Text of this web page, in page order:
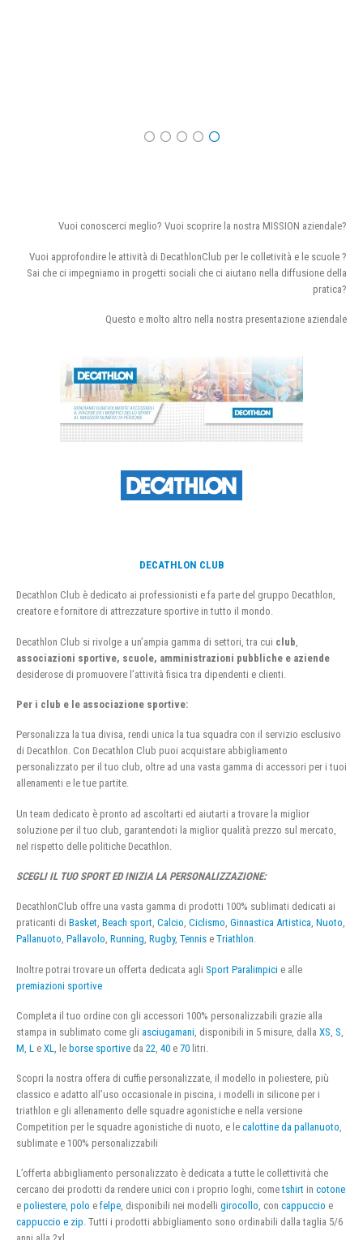
Vuoi conoscerci meglio? Vuoi scoprire la nostra MISSION aziendale?
Vuoi approfondire le attività di DecathlonClub per le colletività e le scuole ?
Sai che ci impegniamo in progetti sociali che ci aiutano nella diffusione della
pratica?
Questo e molto altro nella nostra presentazione aziendale
DECATHLON CLUB
Decathlon Club è dedicato ai professionisti e fa parte del gruppo Decathlon,
creatore e fornitore di attrezzature sportive in tutto il mondo.
Decathlon Club si rivolge a un’ampia gamma di settori, tra cui club
associazioni sportive, scuole, amministrazioni pubbliche e aziende
desiderose di promuovere l’attività fisica tra dipendenti e clienti.
Per i club e le associazione sportive:
Personalizza la tua divisa, rendi unica la tua squadra con il servizio esclusivo
di Decathlon. Con Decathlon Club puoi acquistare abbigliamento
personalizzato per il tuo club, oltre ad una vasta gamma di accessori per i tuoi
allenamenti e le tue partite.
Un team dedicato è pronto ad ascoltarti ed aiutarti a trovare la miglior
soluzione per il tuo club, garantendoti la miglior qualità prezzo sul mercato,
nel rispetto delle politiche Decathlon.
SCEGLI IL TUO SPORT ED INIZIA LA PERSONALIZZAZIONE:
DecathlonClub offre una vasta gamma di prodotti 100% sublimati dedicati ai
praticanti di Basket, Beach sport, Calcio, Ciclismo, Ginnastica Artistica, Nuoto,
Pallanuoto, Pallavolo, Running, Rugby, Tennis e Triathlon.
Inoltre potrai trovare un offerta dedicata agli Sport Paralimpici e alle
premiazioni sportive
Completa il tuo ordine con gli accessori 100% personalizzabili grazie alla
stampa in sublimato come gli asciugamani , disponibili in 5 misure, dalla XS S
M L e XL , le borse sportive da 22 40 e 70 litri.
Scopri la nostra offera di cuffie personalizzate, il modello in poliestere, più
classico e adatto all’uso occasionale in piscina, i modelli in silicone per i
triathlon e gli allenamento delle squadre agonistiche e nella versione
Competition per le squadre agonistiche di nuoto, e le calottine da pallanuoto,
sublimate e 100% personalizzabili
L’offerta abbigliamento personalizzato è dedicata a tutte le collettività che
cercano dei prodotti da rendere unici con i proprio loghi, cometshirt in cotone
e poliestere, polo e felpe, disponibili nei modelli girocollo, con cappuccio e
cappuccio e zip. Tutti i prodotti abbigliamento sono ordinabili dalla taglia 5/6